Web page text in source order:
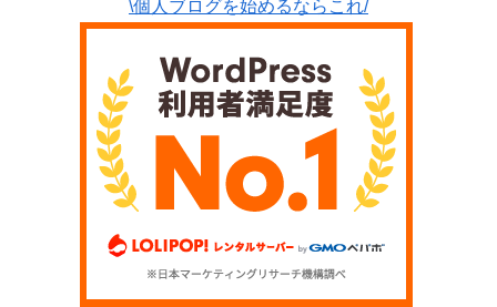
\個人ブログを始めるならこれ/